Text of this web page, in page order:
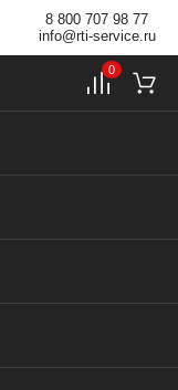
8 800 707 98 77
info@rti-service.ru
0